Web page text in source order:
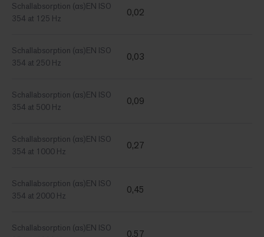
Schallabsorption (αs)EN ISO
354 at 125 Hz
0,02
Schallabsorption (αs)EN ISO
354 at 250 Hz
0,03
Schallabsorption (αs)EN ISO
354 at 500 Hz
0,09
Schallabsorption (αs)EN ISO
354 at 1000 Hz
0,27
Schallabsorption (αs)EN ISO
354 at 2000 Hz
0,45
Schallabsorption (αs)EN ISO
0,57